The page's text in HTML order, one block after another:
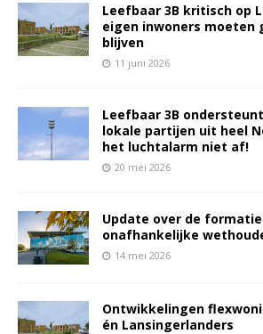
Leefbaar 3B kritisch op
eigen inwoners moeten
blijven
11 juni 2026
Leefbaar 3B
lokale partijen uit heel
het luchtalarm niet af!
20 mei 2026
Update over de
onafhankelijke
14 mei 2026
Ontwikkelingen
én Lansingerlanders